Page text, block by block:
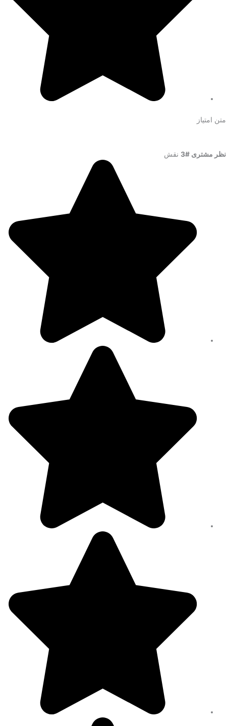
متن امتیاز
نظر مشتری #3 نقش